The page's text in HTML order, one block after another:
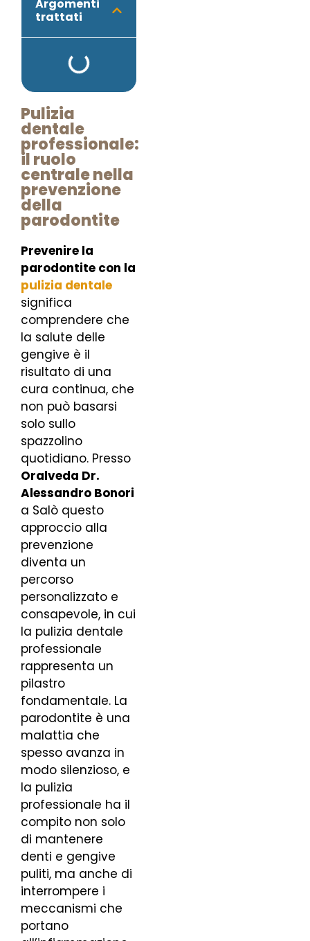
Argomenti
trattati
Pulizia
dentale
professionale:
il ruolo
centrale nella
prevenzione
della
parodontite
Prevenire la
parodontite con la
pulizia dentale
significa
comprendere che
la salute delle
gengive è il
risultato di una
cura continua, che
non può basarsi
solo sullo
spazzolino
quotidiano. Presso
Oralveda Dr.
Alessandro Bonori
a Salò questo
approccio alla
prevenzione
diventa un
percorso
personalizzato e
consapevole, in cui
la pulizia dentale
professionale
rappresenta un
pilastro
fondamentale. La
parodontite è una
malattia che
spesso avanza in
modo silenzioso, e
la pulizia
professionale ha il
compito non solo
di mantenere
denti e gengive
puliti, ma anche di
interrompere i
meccanismi che
portano